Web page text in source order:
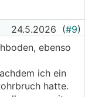
24.5.2026 (#9)
ebenso
ich ein
hatte.